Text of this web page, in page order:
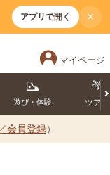
アプリで開く ×
マイページ
遊び・体験 ツアー
会員登録）